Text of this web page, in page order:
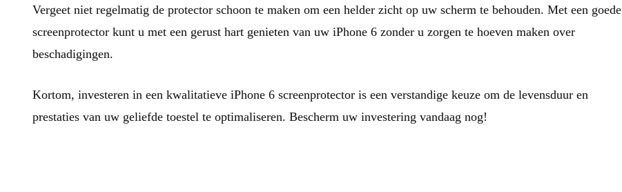
Vergeet niet regelmatig de protector schoon te maken om een helder zicht op uw scherm te behouden. Met een goede
screenprotector kunt u met een gerust hart genieten van uw iPhone 6 zonder u zorgen te hoeven maken over
beschadigingen.
Kortom, investeren in een kwalitatieve iPhone 6 screenprotector is een verstandige keuze om de levensduur en
prestaties van uw geliefde toestel te optimaliseren. Bescherm uw investering vandaag nog!